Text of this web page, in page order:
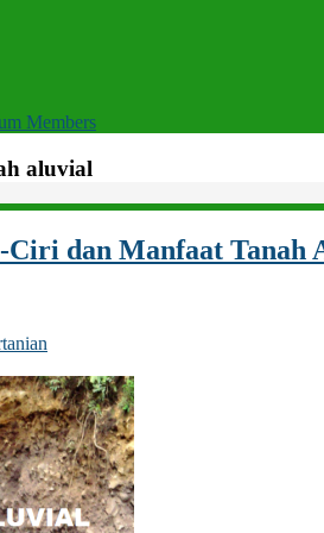
Members
aluvial
dan Manfaat Tanah